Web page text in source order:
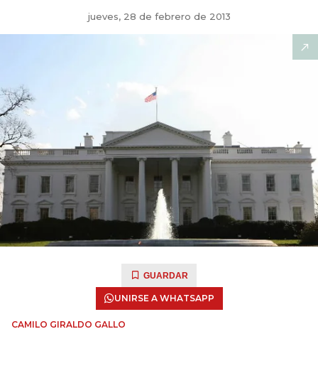
jueves, 28 de febrero de 2013
GUARDAR
UNIRSE A WHATSAPP
CAMILO GIRALDO GALLO